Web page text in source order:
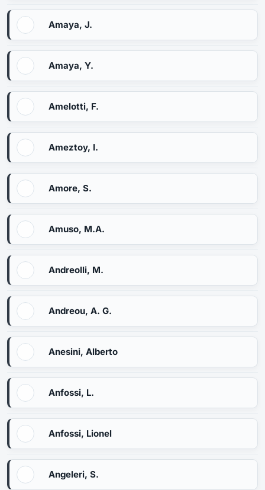
Amaya, J.
Amaya, Y.
Amelotti, F.
Ameztoy, I.
Amore, S.
Amuso, M.A.
Andreolli, M.
Andreou, A. G.
Anesini, Alberto
Anfossi, L.
Anfossi, Lionel
Angeleri, S.